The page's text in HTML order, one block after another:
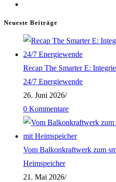
Neueste Beiträge
Recap The Smarter E:
24/7 Energiewende
26. Juni 2026/
0 Kommentare
Vom Balkonkraftwerk zum
Heimspeicher
21. Mai 2026/